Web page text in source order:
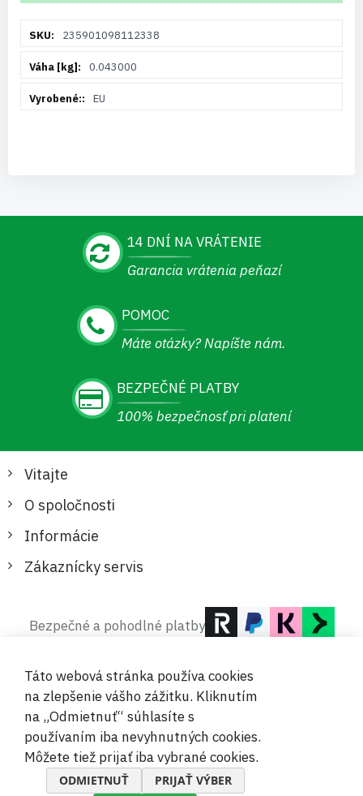
informácií235901098112338
0.043000
EU
14 DNÍ NA VRÁTENIE
Garancia vrátenia peňazí
POMOC
Máte otázky? Napíšte nám.
BEZPEČNÉ PLATBY
100% bezpečnosť pri platení
Vitajte
O spoločnosti
Informácie
Zákaznícky servis
Bezpečné a pohodlné platby
© 2019-2026 Megamix s.r.o.
Táto webová stránka používa cookies
na zlepšenie vášho zážitku. Kliknutím
na „Odmietnuť“ súhlasíte s
používaním iba nevyhnutných cookies.
Môžete tiež prijať iba vybrané cookies.
ODMIETNUŤ PRIJAŤ VÝBER